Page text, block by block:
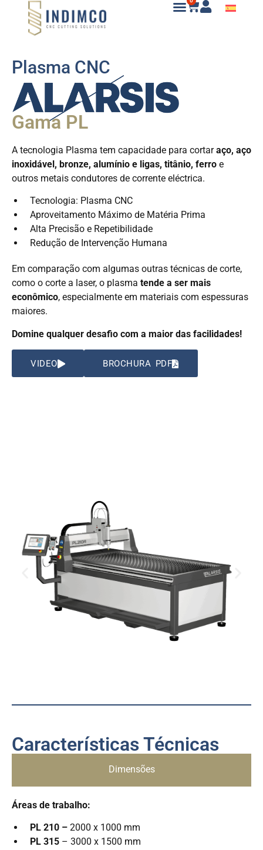
Plasma CNC
Gama PL
A tecnologia Plasma tem capacidade para cortaraço, aço
inoxidável, bronze, alumínio e ligas, titânio, ferro e
outros metais condutores de corrente eléctrica.
Tecnologia: Plasma CNC
Aproveitamento Máximo de Matéria Prima
Alta Precisão e Repetibilidade
Redução de Intervenção Humana
Em comparação com algumas outras técnicas de corte,
como o corte a laser, o plasma tende a ser mais
econômico, especialmente em materiais com espessuras
maiores.
Domine qualquer desafio com a maior das facilidades!
VIDEO BROCHURA PDF
Características Técnicas
Dimensões
Áreas de trabalho:
PL 210 – 2000 x 1000 mm
PL 315 – 3000 x 1500 mm